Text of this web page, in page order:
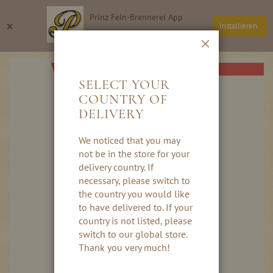
× Prinz Fein-Brennerei App
Installieren
Inhalt
Suche
SELECT YOUR
COUNTRY OF
DELIVERY
We noticed that you may
not be in the store for your
delivery country. If
necessary, please switch to
the country you would like
to have delivered to. If your
country is not listed, please
switch to our global store.
Thank you very much!